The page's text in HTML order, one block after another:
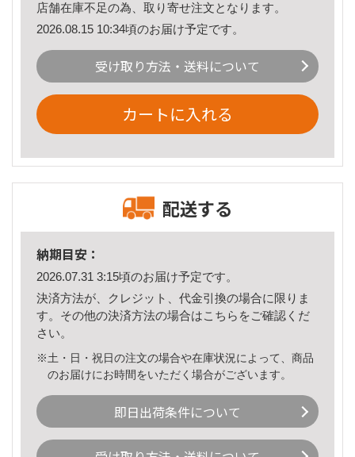
店舗在庫不足の為、取り寄せ注文となります。
2026.08.15 10:34頃のお届け予定です。
受け取り方法・送料について
カートに入れる
配送する
納期目安：
2026.07.31 3:15頃のお届け予定です。
決済方法が、クレジット、代金引換の場合に限りま
す。その他の決済方法の場合はこちら をご確認くだ
さい。
※土・日・祝日の注文の場合や在庫状況によって、商品
のお届けにお時間をいただく場合がございます。
即日出荷条件について